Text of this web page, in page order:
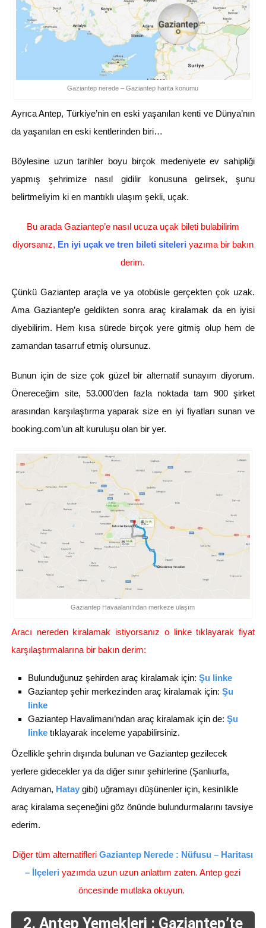
Gaziantep nerede – Gaziantep harita konumu
Ayrıca Antep, Türkiye’nin en eski yaşanılan kenti ve Dünya’nın
da yaşanılan en eski kentlerinden biri…
Böylesine uzun tarihler boyu birçok medeniyete ev sahipliği
yapmış şehrimize nasıl gidilir konusuna gelirsek, şunu
belirtmeliyim ki en mantıklı ulaşım şekli, uçak.
Bu arada Gaziantep’e nasıl ucuza uçak bileti bulabilirim
diyorsanız, En iyi uçak ve tren bileti siteleri yazıma bir bakın
derim.
Çünkü Gaziantep araçla ve ya otobüsle gerçekten çok uzak.
Ama Gaziantep’e geldikten sonra araç kiralamak da en iyisi
diyebilirim. Hem kısa sürede birçok yere gitmiş olup hem de
zamandan tasarruf etmiş olursunuz.
Bunun için de size çok güzel bir alternatif sunayım diyorum.
Önereceğim site, 53.000’den fazla noktada tam 900 şirket
arasından karşılaştırma yaparak size en iyi fiyatları sunan ve
booking.com’un alt kuruluşu olan bir yer.
Gaziantep Havaalanı’ndan merkeze ulaşım
Aracı nereden kiralamak istiyorsanız o linke tıklayarak fiyat
karşılaştırmalarına bir bakın derim:
Bulunduğunuz şehirden araç kiralamak için:Şu linke
Gaziantep şehir merkezinden araç kiralamak için:Şu
linke
Gaziantep Havalimanı’ndan araç kiralamak için de:Şu
linke tıklayarak inceleme yapabilirsiniz.
Özellikle şehrin dışında bulunan ve Gaziantep gezilecek
yerlere gidecekler ya da diğer sınır şehirlerine (Şanlıurfa,
Adıyaman, Hataygibi) uğramayı düşünenler için, kesinlikle
araç kiralama seçeneğini göz önünde bulundurmalarını tavsiye
ederim.
Diğer tüm alternatifleri Gaziantep Nerede : Nüfusu – Haritası
– İlçeleriyazımda uzun uzun anlattım zaten. Antep gezi
öncesinde mutlaka okuyun.
2. Antep Yemekleri : Gaziantep’te